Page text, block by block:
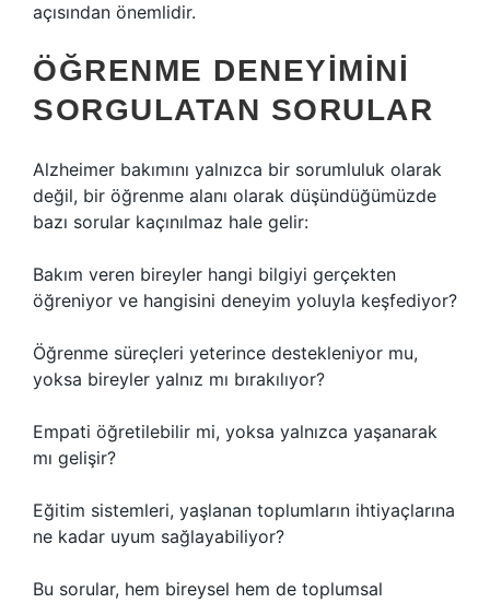
açısından önemlidir.
ÖĞRENME DENEYIMINI
SORGULATAN SORULAR
Alzheimer bakımını yalnızca bir sorumluluk olarak
değil, bir öğrenme alanı olarak düşündüğümüzde
bazı sorular kaçınılmaz hale gelir:
Bakım veren bireyler hangi bilgiyi gerçekten
öğreniyor ve hangisini deneyim yoluyla keşfediyor?
Öğrenme süreçleri yeterince destekleniyor mu,
yoksa bireyler yalnız mı bırakılıyor?
Empati öğretilebilir mi, yoksa yalnızca yaşanarak
mı gelişir?
Eğitim sistemleri, yaşlanan toplumların ihtiyaçlarına
ne kadar uyum sağlayabiliyor?
Bu sorular, hem bireysel hem de toplumsal